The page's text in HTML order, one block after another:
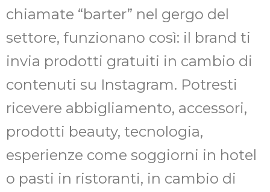
chiamate “barter” nel gergo del
settore, funzionano così: il brand ti
invia prodotti gratuiti in cambio di
contenuti su Instagram. Potresti
ricevere abbigliamento, accessori,
prodotti beauty, tecnologia,
esperienze come soggiorni in hotel
o pasti in ristoranti, in cambio di